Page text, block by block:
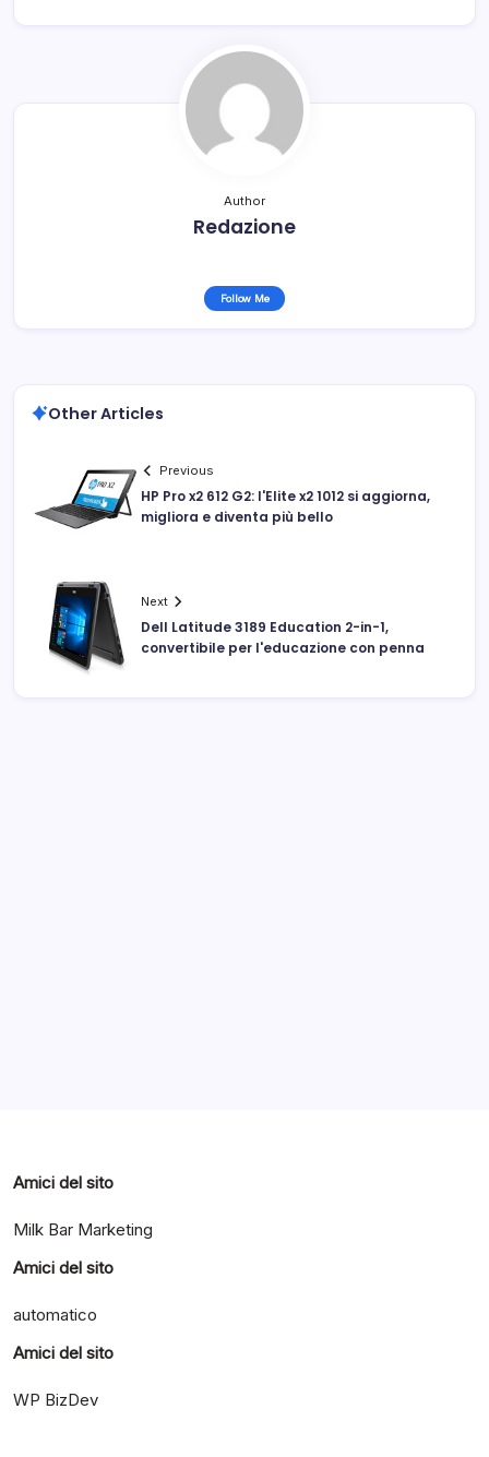
Author
Redazione
Follow Me
Other Articles
Previous
HP Pro x2 612 G2: l'Elite x2 1012 si aggiorna,
migliora e diventa più bello
Next
Dell Latitude 3189 Education 2-in-1,
convertibile per l'educazione con penna
Amici del sito
Milk Bar Marketing
Amici del sito
automatico
Amici del sito
WP BizDev